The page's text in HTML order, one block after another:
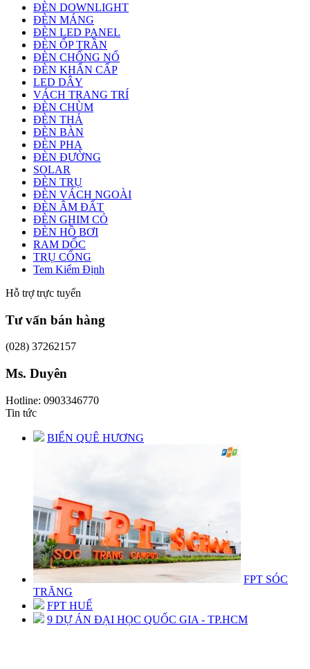
ĐÈN DOWNLIGHT
ĐÈN MÁNG
ĐÈN LED PANEL
ĐÈN ỐP TRẦN
ĐÈN CHỐNG NỔ
ĐÈN KHẨN CẤP
LED DÂY
VÁCH TRANG TRÍ
ĐÈN CHÙM
ĐÈN THẢ
ĐÈN BÀN
ĐÈN PHA
ĐÈN ĐƯỜNG
SOLAR
ĐÈN TRỤ
ĐÈN VÁCH NGOÀI
ĐÈN ÂM ĐẤT
ĐÈN GHIM CỎ
ĐÈN HỒ BƠI
RAM DỐC
TRỤ CỔNG
Tem Kiểm Định
Hỗ trợ trực tuyến
Tư vấn bán hàng
(028) 37262157
Ms. Duyên
Hotline: 0903346770
Tin tức
BIỂN QUÊ HƯƠNG
FPT SÓC
TRĂNG
FPT HUẾ
9 DỰ ÁN ĐẠI HỌC QUỐC GIA - TP.HCM